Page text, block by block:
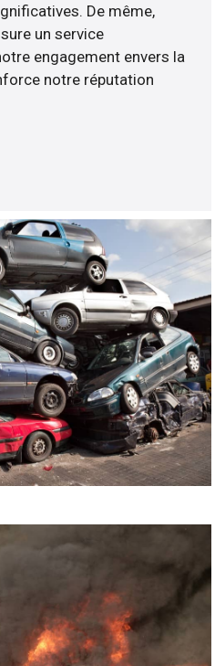
De même,
un service
engagement envers la
notre réputation